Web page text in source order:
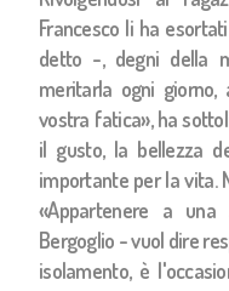
Francesco li ha
detto -, degni della
meritarla ogni
vostra fatica», ha
il gusto, la bellezza
importante per la vita.
«Appartenere a
Bergoglio - vuol dire
isolamento, è